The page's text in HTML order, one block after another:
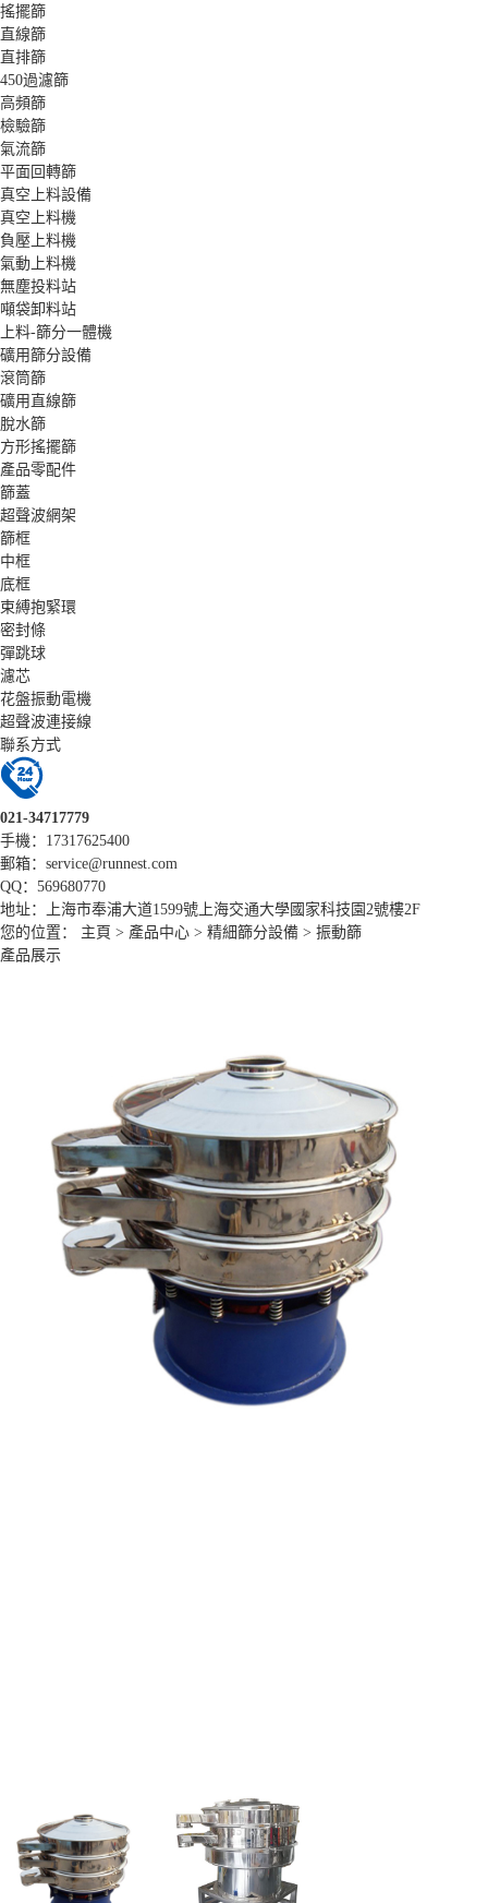
搖擺篩
直線篩
直排篩
450過濾篩
高頻篩
檢驗篩
氣流篩
平面回轉篩
真空上料設備
真空上料機
負壓上料機
氣動上料機
無塵投料站
噸袋卸料站
上料-篩分一體機
礦用篩分設備
滾筒篩
礦用直線篩
脫水篩
方形搖擺篩
產品零配件
篩蓋
超聲波網架
篩框
中框
底框
束縛抱緊環
密封條
彈跳球
濾芯
花盤振動電機
超聲波連接線
聯系方式
021-34717779
手機：17317625400
郵箱：service@runnest.com
QQ：569680770
地址：上海市奉浦大道1599號上海交通大學國家科技園2號樓2F
您的位置：
主頁 > 產品中心 > 精細篩分設備 > 振動篩
產品展示